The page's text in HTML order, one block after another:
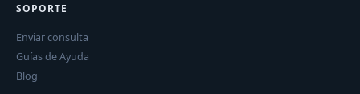
SOPORTE
Enviar consulta
Guías de Ayuda
Blog